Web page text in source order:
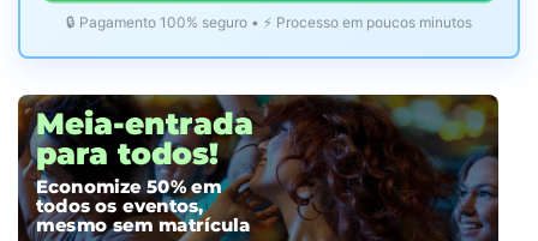
🔒 Pagamento 100% seguro • ⚡ Processo em poucos minutos